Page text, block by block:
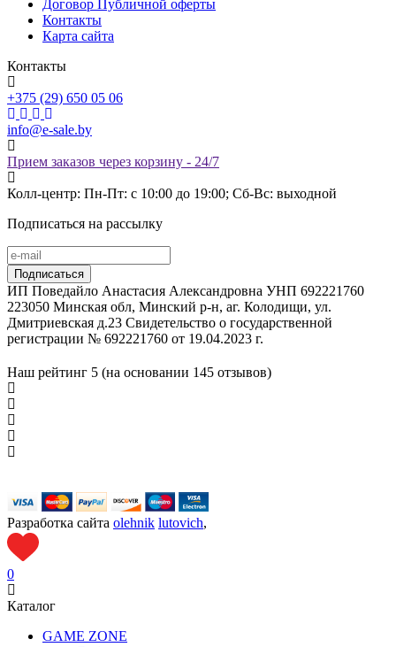
Договор Публичной оферты
Контакты
Карта сайта
Контакты
+375 (29) 650 05 06
info@e-sale.by
Прием заказов через корзину - 24/7
Колл-центр: Пн-Пт: с 10:00 до 19:00; Сб-Вс: выходной
Подписаться на рассылку
ИП Поведайло Анастасия Александровна УНП 692221760
223050 Минская обл, Минский р-н, аг. Колодищи, ул.
Дмитриевская д.23 Свидетельство о государственной
регистрации № 692221760 от 19.04.2023 г.
Наш рейтинг 5 (на основании 145 отзывов)
Разработка сайта olehnik lutovich,
0
Каталог
GAME ZONE